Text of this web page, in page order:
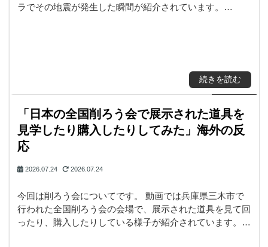
ラでその地震が発生した瞬間が紹介されています。…
続きを読む
「日本の全国削ろう会で展示された道具を
見学したり購入したりしてみた」海外の反
応
2026.07.24 2026.07.24
今回は削ろう会についてです。 動画では兵庫県三木市で
行われた全国削ろう会の会場で、展示された道具を見て回
ったり、購入したりしている様子が紹介されています。…